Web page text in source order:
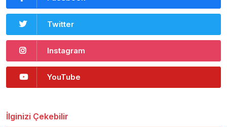
Twitter
Instagram
YouTube
İlginizi Çekebilir